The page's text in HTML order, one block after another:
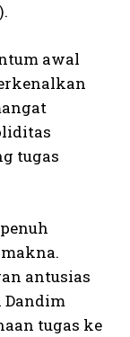
awal
tugas
antusias
Dandim
tugas ke